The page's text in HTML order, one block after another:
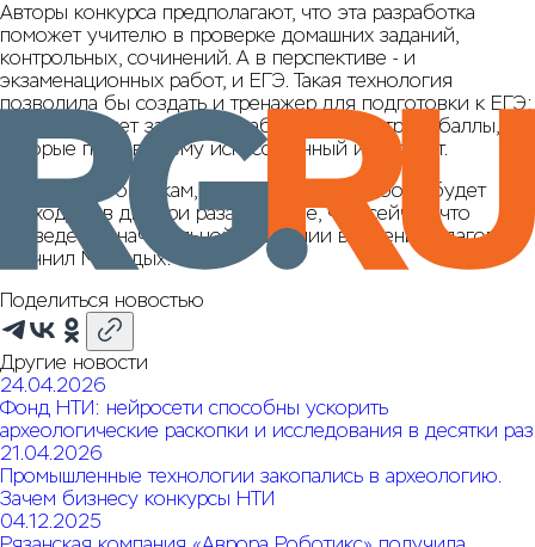
Авторы конкурса предполагают, что эта разработка
поможет учителю в проверке домашних заданий,
контрольных, сочинений. А в перспективе - и
экзаменационных работ, и ЕГЭ. Такая технология
позволила бы создать и тренажер для подготовки к ЕГЭ:
ученик сможет загрузить работу и посмотреть баллы,
которые поставит ему искусственный интеллект.
— По нашим оценкам, проверка одной работы будет
проходить в два-три раза быстрее, чем сейчас, что
приведет к значительной экономии времени педагога, —
уточнил Молодых.
Поделиться новостью
Другие новости
24.04.2026
Фонд НТИ: нейросети способны ускорить
археологические раскопки и исследования в десятки раз
21.04.2026
Промышленные технологии закопались в археологию.
Зачем бизнесу конкурсы НТИ
04.12.2025